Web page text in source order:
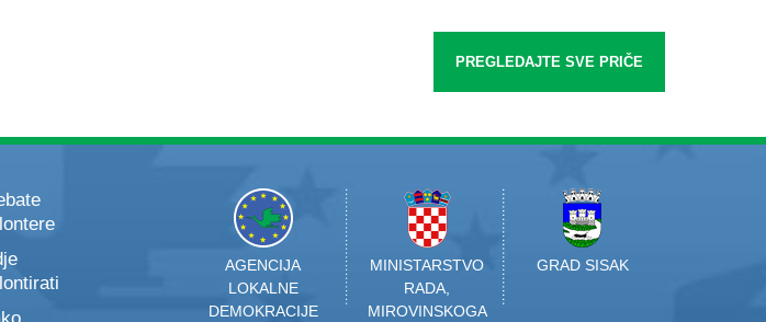
PREGLEDAJTE SVE PRIČE
AGENCIJA
LOKALNE
DEMOKRACIJE
MINISTARSTVO
RADA,
MIROVINSKOGA
GRAD SISAK